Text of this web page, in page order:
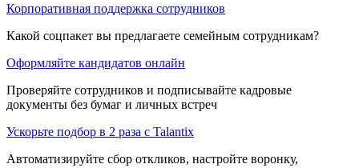
Корпоративная поддержка сотрудников
Какой соцпакет вы предлагаете семейным сотрудникам?
Оформляйте кандидатов онлайн
Проверяйте сотрудников и подписывайте кадровые
документы без бумаг и личных встреч
Ускорьте подбор в 2 раза с Talantix
Автоматизируйте сбор откликов, настройте воронку,